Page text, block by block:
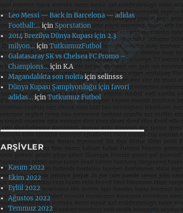
Leo Messi — Back in Barcelona — adidas
Football:…içinSporstation
2014 Brezilya Dünya Kupası için 2.3
milyon…içinTutkumuzFutbol
Galatasaray SK vs Chelsea FC Promo –
Champions…içinK.A
Magandalıkta son noktaiçinselinsss
Dünya Kupası Şampiyonluğu için favori
adidas…içinTutkumuz Futbol
ARŞIVLER
Kasım 2022
Ekim 2022
Eylül 2022
Ağustos 2022
Temmuz 2022